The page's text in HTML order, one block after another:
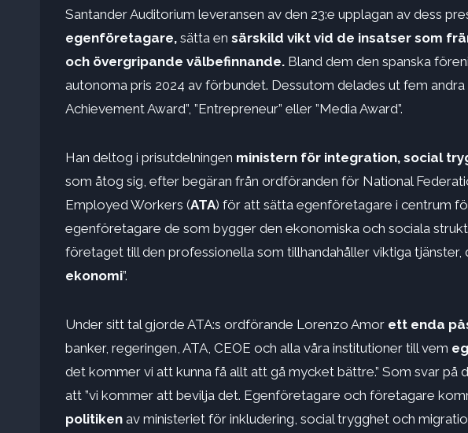
Santander Auditorium leveransen av den 23:e upplagan av dess
egenföretagare, sätta en särskild vikt vid de insatser som
och övergripande välbefinnande. Bland dem den spanska
autonoma pris 2024 av förbundet. Dessutom delades ut fem
Achievement Award”, ”Entrepreneur” eller ”Media Award”.
Han deltog i prisutdelningen ministern för integration, social
som åtog sig, efter begäran från ordföranden för National
Employed Workers (ATA) för att sätta egenföretagare i centrum
egenföretagare de som bygger den ekonomiska och sociala
företaget till den professionella som tillhandahåller viktiga tjänster,
ekonomi”.
Under sitt tal gjorde ATA:s ordförande Lorenzo Amor ett enda
banker, regeringen, ATA, CEOE och alla våra institutioner till vem
det kommer vi att kunna få allt att gå mycket bättre.” Som svar på
att ”vi kommer att bevilja det. Egenföretagare och företagare
politiken av ministeriet för inkludering, social trygghet och